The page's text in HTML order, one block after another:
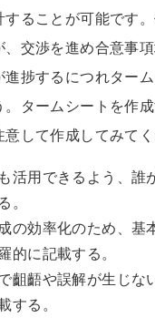
することが可能です
、交渉を進め合意事
進捗するにつれター
。タームシートを作
して作成してみてく
活用できるよう、誰
。
の効率化のため、基
的に記載する。
齟齬や誤解が生じな
する。